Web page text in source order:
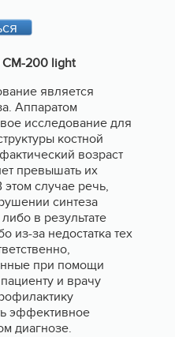
CM-200 light
является
Аппаратом
исследование для
костной
возраст
превышать их
этом случае речь,
синтеза
в результате
из-за недостатка тех
при помощи
и врачу
эффективное
диагнозе.